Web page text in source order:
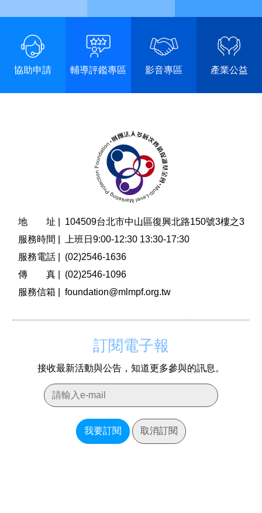
協助申請 輔導評鑑專區 影音專區 產業公益
地 址 |
104509台北市中山區復興北路150號3樓之3
服務時間 |
上班日9:00-12:30 13:30-17:30
服務電話 |
(02)2546-1636
傳 真 |
(02)2546-1096
服務信箱 |
foundation@mlmpf.org.tw
訂閱電子報
接收最新活動與公告，知道更多參與的訊息。
我要訂閱 取消訂閱